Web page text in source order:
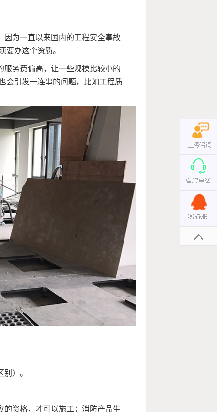
因为一直以来国内的工程安全事故
要办这个资质。
服务费偏高，让一些规模比较小的
会引发一连串的问题，比如工程质
）。
的资格，才可以施工；消防产品生